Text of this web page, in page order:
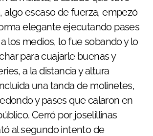
algo escaso de fuerza, empezó
elegante ejecutando pases
los medios, lo fue sobando y lo
para cuajarle buenas y
a la distancia y altura
una tanda de molinetes,
y pases que calaron en
Cerró por joselillinas
al segundo intento de